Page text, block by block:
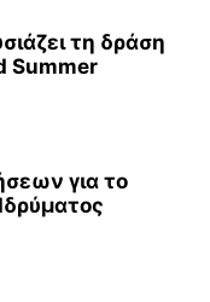
τη δράση
Summer
για το